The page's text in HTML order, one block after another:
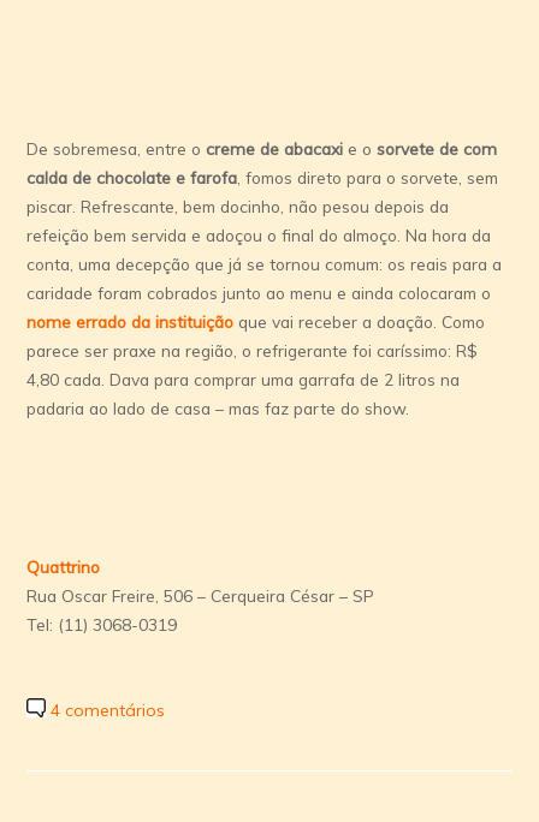
De sobremesa, entre ocreme de abacaxie osorvete de com
calda de chocolate e farofa , fomos direto para o sorvete, sem
piscar. Refrescante, bem docinho, não pesou depois da
refeição bem servida e adoçou o final do almoço. Na hora da
conta, uma decepção que já se tornou comum: os reais para a
caridade foram cobrados junto ao menu e ainda colocaram o
nome errado da instituição que vai receber a doação. Como
parece ser praxe na região, o refrigerante foi caríssimo: R$
4,80 cada. Dava para comprar uma garrafa de 2 litros na
padaria ao lado de casa – mas faz parte do show.
Quattrino
Rua Oscar Freire, 506 – Cerqueira César – SP
Tel: (11) 3068-0319
4 comentários